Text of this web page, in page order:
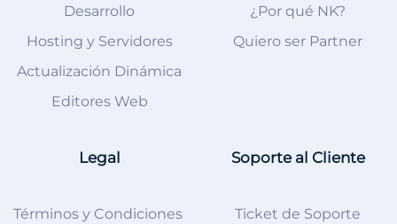
Desarrollo
Hosting y Servidores
Actualización Dinámica
Editores Web
¿Por qué NK?
Quiero ser Partner
Legal
Términos y Condiciones
Soporte al Cliente
Ticket de Soporte